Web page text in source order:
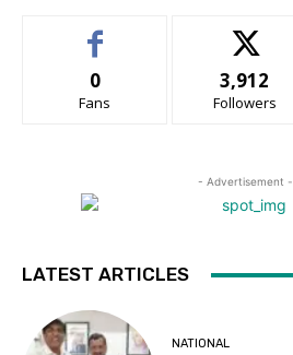
0
Fans
3,912
Followers
- Advertisement -
LATEST ARTICLES
NATIONAL